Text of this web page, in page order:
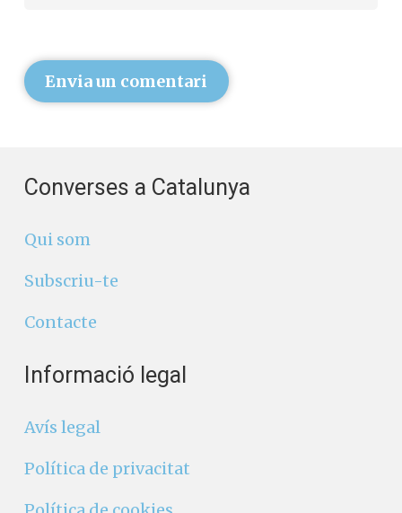
Envia un comentari
Converses a Catalunya
Qui som
Subscriu-te
Contacte
Informació legal
Avís legal
Política de privacitat